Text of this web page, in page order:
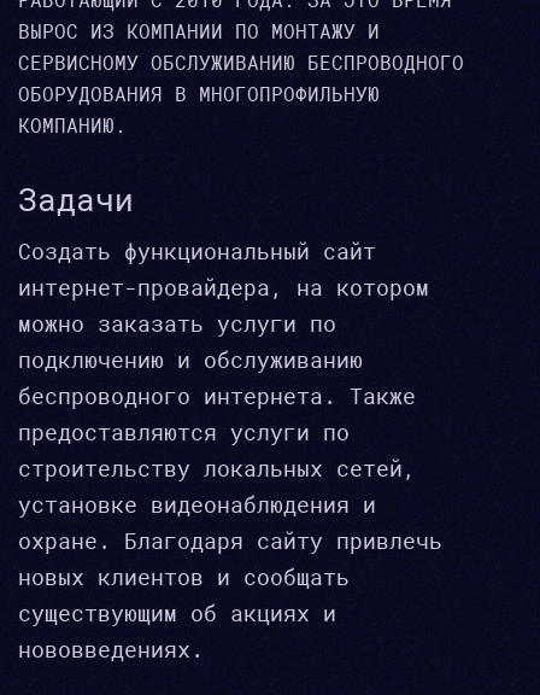
ВЫРОС ИЗ КОМПАНИИ ПО МОНТАЖУ И
СЕРВИСНОМУ ОБСЛУЖИВАНИЮ БЕСПРОВОДНОГО
ОБОРУДОВАНИЯ В МНОГОПРОФИЛЬНУЮ
КОМПАНИЮ.
Задачи
Создать функциональный сайт
интернет-провайдера, на котором
можно заказать услуги по
подключению и обслуживанию
беспроводного интернета. Также
предоставляются услуги по
строительству локальных сетей,
установке видеонаблюдения и
охране. Благодаря сайту привлечь
новых клиентов и сообщать
существующим об акциях и
нововведениях.